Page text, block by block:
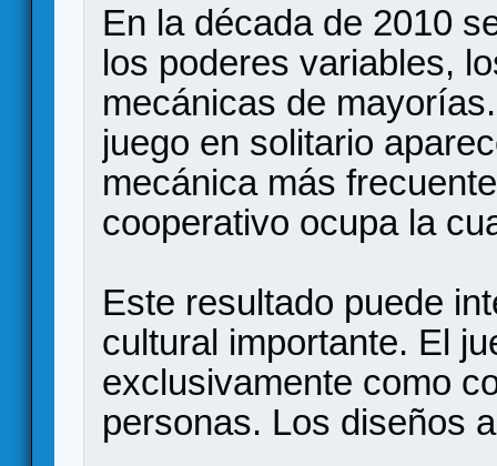
En la década de 2010
los poderes variables,
mecánicas de
juego en solitario
mecánica más
cooperativo ocupa la
Este resultado puede
cultural importante. El
exclusivamente como
personas. Los diseños